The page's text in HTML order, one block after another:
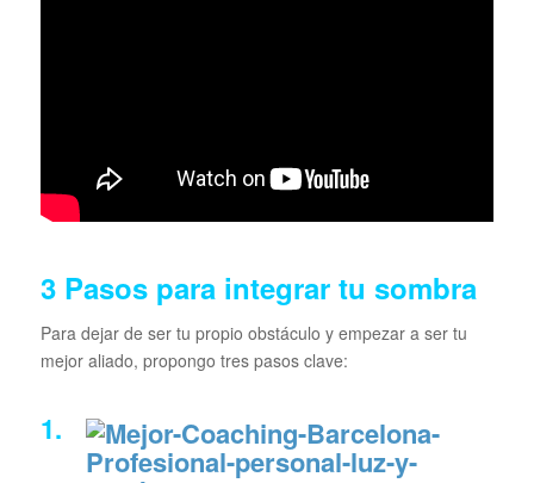
3 Pasos para integrar tu sombra
Para dejar de ser tu propio obstáculo y empezar a ser tu
mejor aliado, propongo tres pasos clave:
1.